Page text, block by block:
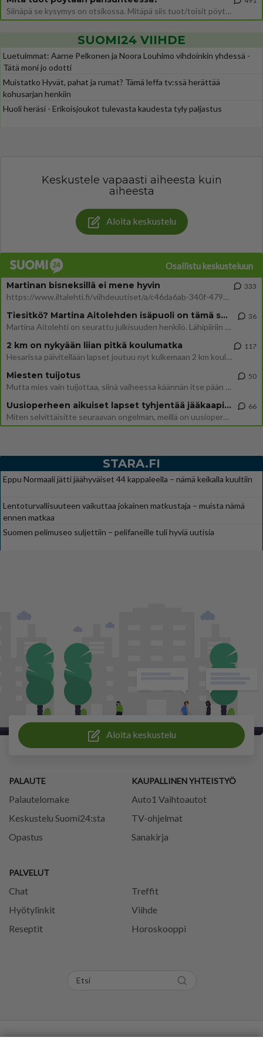
Siinäpä se kysymys on otsikossa. Mitäpä siis tuot/toisit pöytään parisuhteessa? Oletko mies vai nainen? Koetko sen mitä
SUOMI24 VIIHDE
Luetuimmat: Aarne Pelkonen ja Noora Louhimo vihdoinkin yhdessä -
Tätä moni jo odotti
Muistatko Hyvät, pahat ja rumat? Tämä leffa tv:ssä herättää
kohusarjan henkiin
Huoli heräsi - Erikoisjoukot tulevasta kaudesta tyly paljastus
Keskustele vapaasti aiheesta kuin
aiheesta
Aloita keskustelu
Osallistu keskusteluun
Martinan bisneksillä ei mene hyvin
https://www.iltalehti.fi/viihdeuutiset/a/c46da6ab-340f-4790-aaa7-0865eed2336 Yrityksen konkurssihakemus on tullut kärä
333
Tiesitkö? Martina Aitolehden isäpuoli on tämä suosittu laulaja
Martina Aitolehti on seurattu julkisuuden henkilö. Lähipiiriin mahtuu muitakin tunnettuja henkilöitä. Tiesitkö, että Ma
36
2 km on nykyään liian pitkä koulumatka
Hesarissa päivitellään lapset joutuu nyt kulkemaan 2 km kouluun jösses. Ruostefillarilla tuo matka menee vaikka miten äk
117
Miesten tuijotus
Mutta mies vain tuijottaa, siinä vaiheessa käännän itse pään pois. Mikä juttu? Yleensä jos joku tuijottaa tai katsoo, hä
50
Uusioperheen aikuiset lapset tyhjentää jääkaapin käydessään
Miten selvittäisitte seuraavan ongelman, meillä on uusioperhe, minulla teini-ikäiset lapset ja puolisolla aikuiset, jotk
66
STARA.FI
Eppu Normaali jätti jäähyväiset 44 kappaleella – nämä keikalla kuultiin
Lentoturvallisuuteen vaikuttaa jokainen matkustaja – muista nämä
ennen matkaa
Suomen pelimuseo suljettiin – pelifaneille tuli hyviä uutisia
Aloita keskustelu
PALAUTE
Palautelomake
Keskustelu Suomi24:sta
Opastus
PALVELUT
Chat
Treffit
Hyötylinkit
Viihde
Reseptit
Horoskooppi
KAUPALLINEN YHTEISTYÖ
Auto1 Vaihtoautot
TV-ohjelmat
Sanakirja